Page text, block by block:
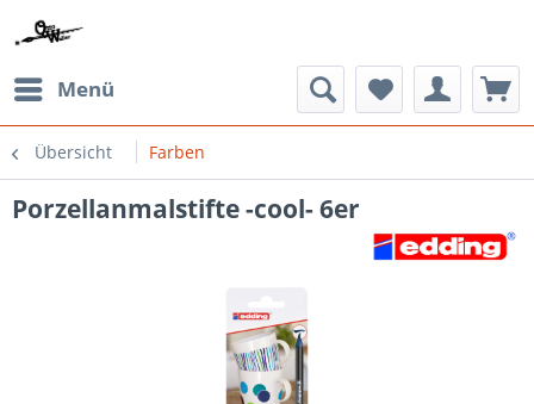
Menü
Übersicht Farben
Porzellanmalstifte -cool- 6er